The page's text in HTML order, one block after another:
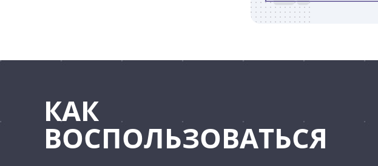
КАК
ВОСПОЛЬЗОВАТЬСЯ